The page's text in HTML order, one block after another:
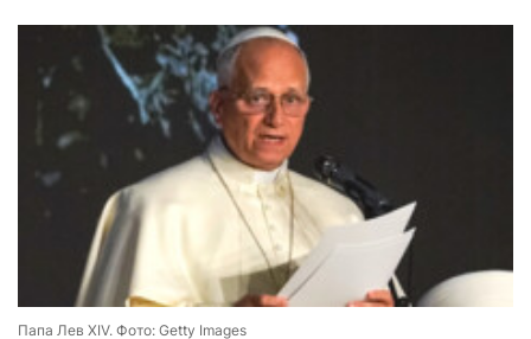
Папа Лев XIV. Фото: Getty Images